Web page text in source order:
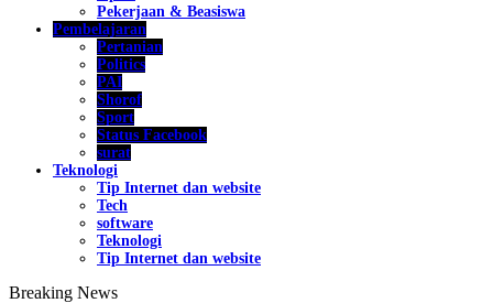
Pekerjaan & Beasiswa
Pembelajaran
Pertanian
Politics
PAI
Shorof
Sport
Status Facebook
surat
Teknologi
Tip Internet dan website
Tech
software
Teknologi
Tip Internet dan website
Breaking News